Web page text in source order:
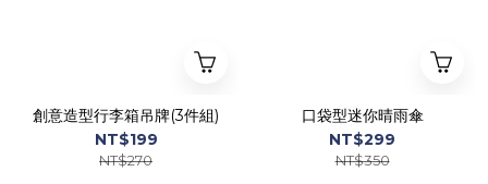
創意造型行李箱吊牌(3件組)
NT$199
NT$270
口袋型迷你晴雨傘
NT$299
NT$350